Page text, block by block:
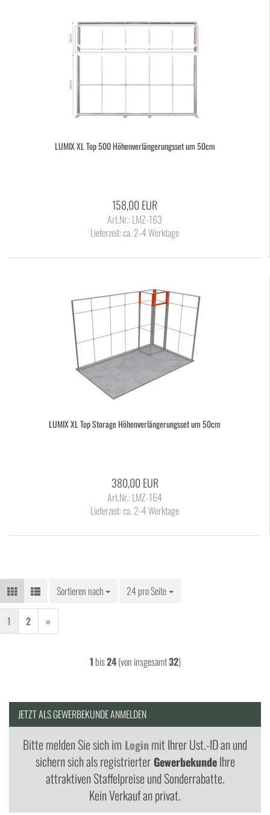
LUMIX XL Top 500 Hö­hen­ver­län­ge­rungs­set um 50cm
158,00 EUR
Art.Nr.: LMZ-163
Lieferzeit:ca. 2-4 Werktage
LUMIX XL Top Sto­rage Hö­hen­ver­län­ge­rungs­set um 50cm
380,00 EUR
Art.Nr.: LMZ-164
Lieferzeit:ca. 2-4 Werktage
Sortieren nach
Sortieren nach 24 pro Seite
pro Seite
1 2 »
1 bis24(von insgesamt32)
JETZT ALS GEWERBEKUNDE ANMELDEN
Bitte melden Sie sich im Loginmit Ihrer Ust.-ID an und
sichern sich als registrierterGewerbekundeIhre
attraktiven Staffelpreise und Sonderrabatte.
Kein Verkauf an privat.